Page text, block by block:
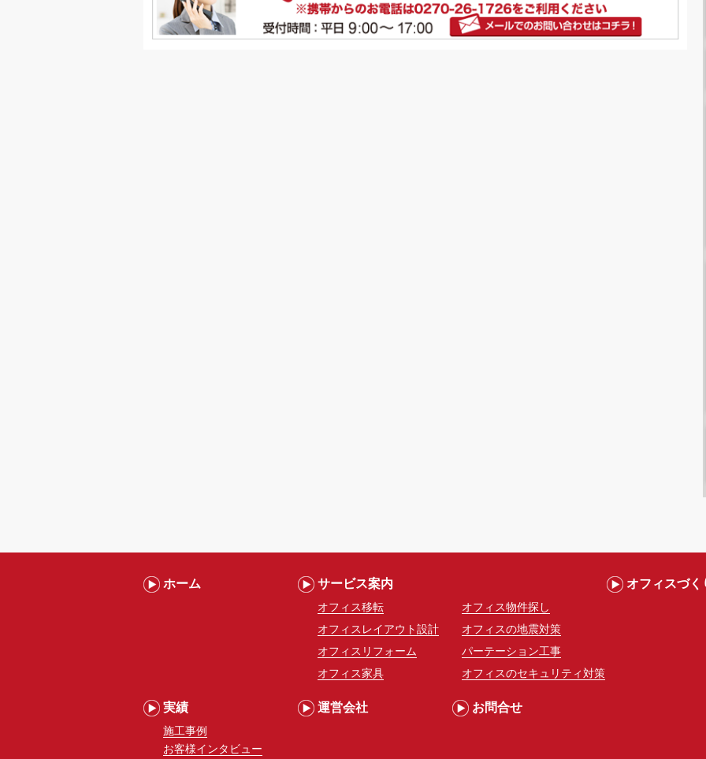
ホーム サービス案内
オフィス移転
オフィス物件探し
オフィスレイアウト設計
オフィスの地震対策
オフィスリフォーム
パーテーション工事
オフィス家具
オフィスのセキュリティ対策
オフィスづく
実績
施工事例
お客様インタビュー
運営会社 お問合せ